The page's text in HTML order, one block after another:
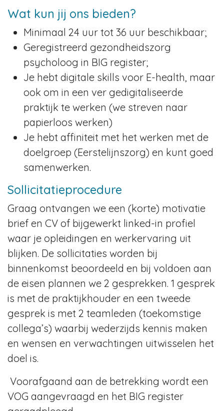
Wat kun jij ons bieden?
Minimaal 24 uur tot 36 uur beschikbaar;
Geregistreerd gezondheidszorg
psycholoog in BIG register;
Je hebt digitale skills voor E-health, maar
ook om in een ver gedigitaliseerde
praktijk te werken (we streven naar
papierloos werken)
Je hebt affiniteit met het werken met de
doelgroep (Eerstelijnszorg) en kunt goed
samenwerken.
Sollicitatieprocedure
Graag ontvangen we een (korte) motivatie
brief en CV of bijgewerkt linked-in profiel
waar je opleidingen en werkervaring uit
blijken. De sollicitaties worden bij
binnenkomst beoordeeld en bij voldoen aan
de eisen plannen we 2 gesprekken. 1 gesprek
is met de praktijkhouder en een tweede
gesprek is met 2 teamleden (toekomstige
collega’s) waarbij wederzijds kennis maken
en wensen en verwachtingen uitwisselen het
doel is.
Voorafgaand aan de betrekking wordt een
VOG aangevraagd en het BIG register